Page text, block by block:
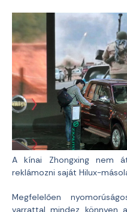
A kínai Zhongxing nem
reklámozni saját Hilux-
Megfelelően
varrattal mindez könnyen